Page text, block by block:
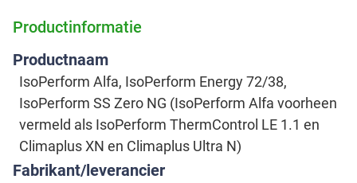
Productinformatie
Productnaam
IsoPerform Alfa, IsoPerform Energy 72/38,
IsoPerform SS Zero NG (IsoPerform Alfa voorheen
vermeld als IsoPerform ThermControl LE 1.1 en
Climaplus XN en Climaplus Ultra N)
Fabrikant/leverancier